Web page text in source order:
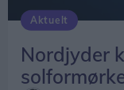
Aktuelt
Nordjyder